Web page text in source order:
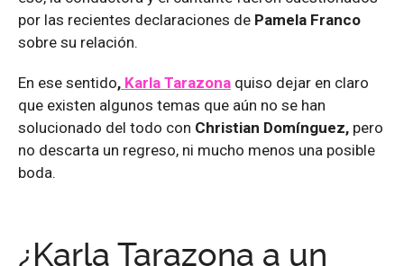
por las recientes declaraciones de Pamela Franco
sobre su relación.
En ese sentido, Karla Tarazona quiso dejar en claro
que existen algunos temas que aún no se han
solucionado del todo con Christian Domínguez, pero
no descarta un regreso, ni mucho menos una posible
boda.
¿Karla Tarazona a un